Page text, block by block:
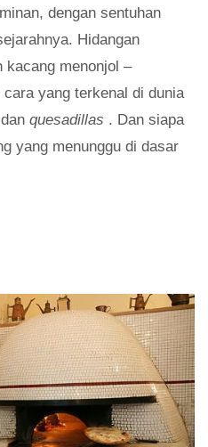
dengan sentuhan
Hidangan
kacang menonjol –
yang terkenal di dunia
dan quesadillas . Dan siapa
yang menunggu di dasar